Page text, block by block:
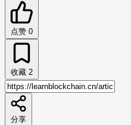
点赞 0
收藏 2
分享